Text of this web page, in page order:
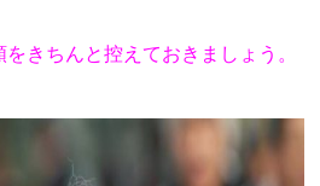
きちんと控えておきましょう。